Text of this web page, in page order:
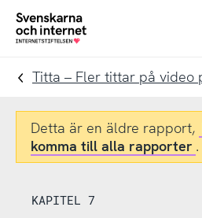
Till
navigation
Till
innehåll
To
Detta är en äldre rapport,
komma till alla rapporter .
KAPITEL 7